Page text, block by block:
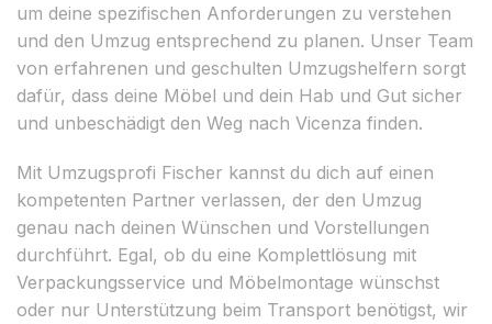
um deine spezifischen Anforderungen zu verstehen
und den Umzug entsprechend zu planen. Unser Team
von erfahrenen und geschulten Umzugshelfern sorgt
dafür, dass deine Möbel und dein Hab und Gut sicher
und unbeschädigt den Weg nach Vicenza finden.
Mit Umzugsprofi Fischer kannst du dich auf einen
kompetenten Partner verlassen, der den Umzug
genau nach deinen Wünschen und Vorstellungen
durchführt. Egal, ob du eine Komplettlösung mit
Verpackungsservice und Möbelmontage wünschst
oder nur Unterstützung beim Transport benötigst, wir